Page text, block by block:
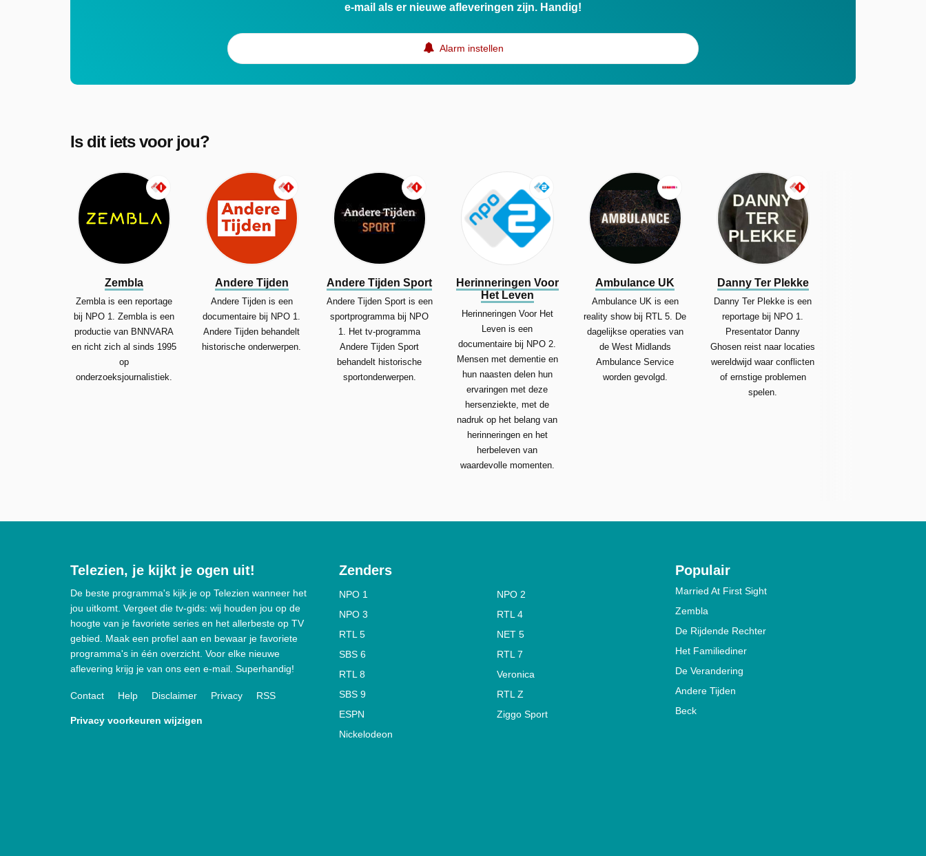
e-mail als er nieuwe afleveringen zijn. Handig!
Alarm instellen
Is dit iets voor jou?
Zembla
Zembla is een reportage
bij NPO 1. Zembla is een
productie van BNNVARA
en richt zich al sinds 1995
op
onderzoeksjournalistiek.
Andere Tijden
Andere Tijden is een
documentaire bij NPO 1.
Andere Tijden behandelt
historische onderwerpen.
Andere Tijden Sport
Andere Tijden Sport is een
sportprogramma bij NPO
1. Het tv-programma
Andere Tijden Sport
behandelt historische
sportonderwerpen.
Herinneringen Voor
Het Leven
Herinneringen Voor Het
Leven is een
documentaire bij NPO 2.
Mensen met dementie en
hun naasten delen hun
ervaringen met deze
hersenziekte, met de
nadruk op het belang van
herinneringen en het
herbeleven van
waardevolle momenten.
Ambulance UK
Ambulance UK is een
reality show bij RTL 5. De
dagelijkse operaties van
de West Midlands
Ambulance Service
worden gevolgd.
Danny Ter Plekke
Danny Ter Plekke is een
reportage bij NPO 1.
Presentator Danny
Ghosen reist naar locaties
wereldwijd waar conflicten
of ernstige problemen
spelen.
Telezien, je kijkt je ogen uit!
De beste programma's kijk je op Telezien wanneer het
jou uitkomt. Vergeet die tv-gids: wij houden jou op de
hoogte van je favoriete series en het allerbeste op TV
gebied. Maak een profiel aan en bewaar je favoriete
programma's in één overzicht. Voor elke nieuwe
aflevering krijg je van ons een e-mail. Superhandig!
Contact Help Disclaimer Privacy RSS
Privacy voorkeuren wijzigen
Zenders
NPO 1
NPO 2
NPO 3
RTL 4
RTL 5
NET 5
SBS 6
RTL 7
RTL 8
Veronica
SBS 9
RTL Z
ESPN
Ziggo Sport
Nickelodeon
Populair
Married At First Sight
Zembla
De Rijdende Rechter
Het Familiediner
De Verandering
Andere Tijden
Beck